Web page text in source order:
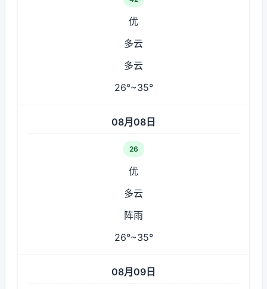
优
多云
多云
26°~35°
08月08日
26
优
多云
阵雨
26°~35°
08月09日